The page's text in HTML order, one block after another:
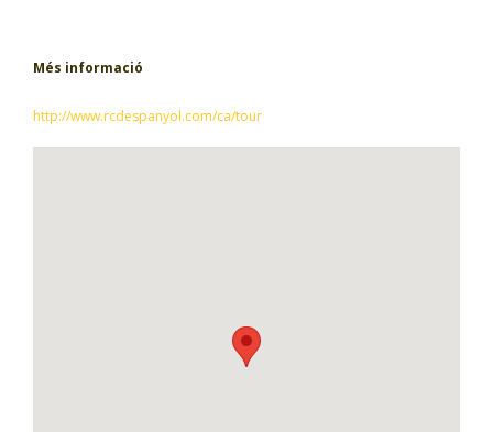
Més informació
http://www.rcdespanyol.com/ca/tour